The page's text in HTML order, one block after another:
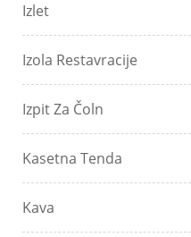
Izlet
Izola Restavracije
Izpit Za Čoln
Kasetna Tenda
Kava